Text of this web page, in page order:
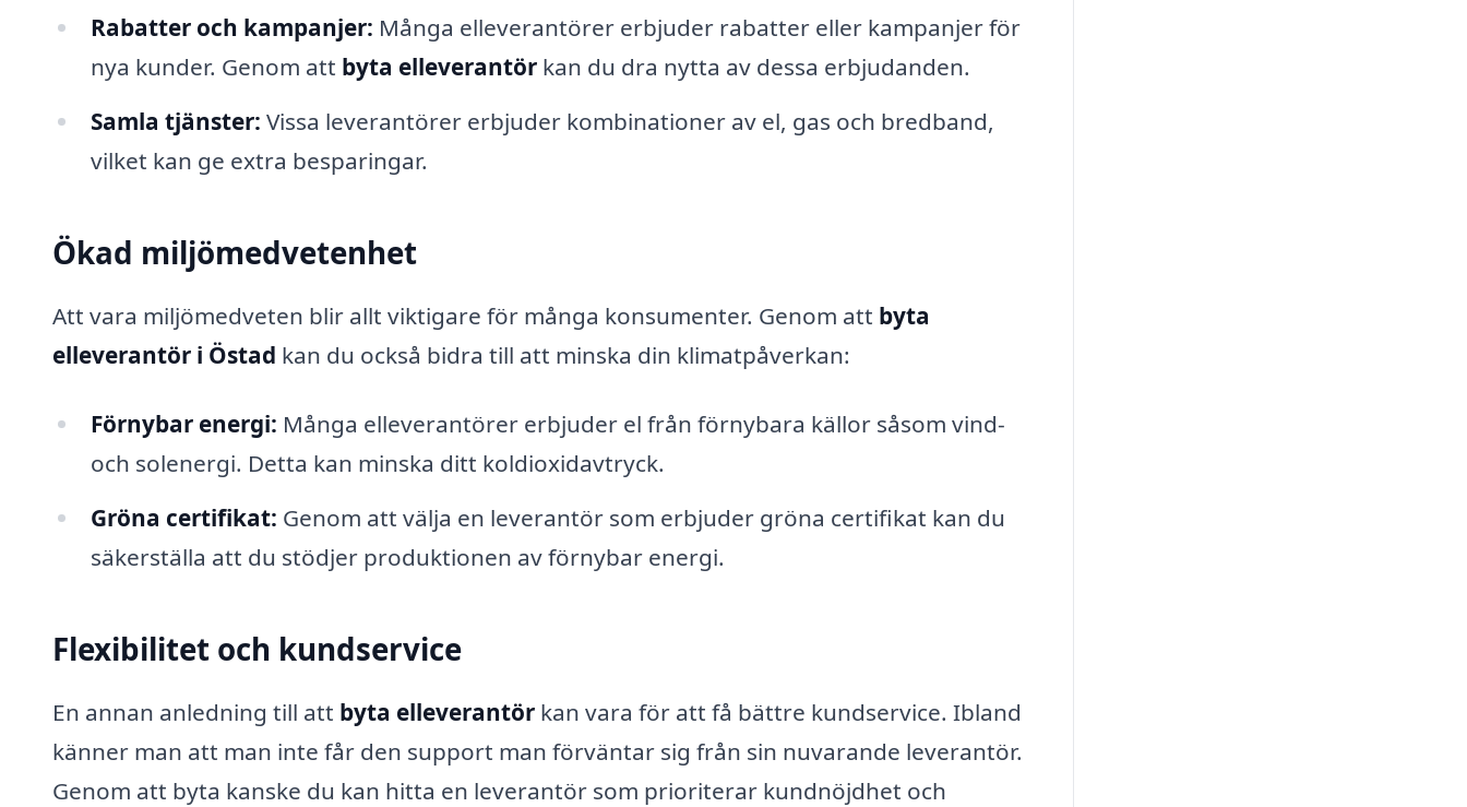
Rabatter och kampanjer: Många elleverantörer erbjuder rabatter eller kampanjer för
nya kunder. Genom att byta elleverantörkan du dra nytta av dessa erbjudanden.
Samla tjänster: Vissa leverantörer erbjuder kombinationer av el, gas och bredband,
vilket kan ge extra besparingar.
Ökad miljömedvetenhet
Att vara miljömedveten blir allt viktigare för många konsumenter. Genom att byta
elleverantör i Östad kan du också bidra till att minska din klimatpåverkan:
Förnybar energi: Många elleverantörer erbjuder el från förnybara källor såsom vind-
och solenergi. Detta kan minska ditt koldioxidavtryck.
Gröna certifikat: Genom att välja en leverantör som erbjuder gröna certifikat kan du
säkerställa att du stödjer produktionen av förnybar energi.
Flexibilitet och kundservice
En annan anledning till att byta elleverantör kan vara för att få bättre kundservice. Ibland
känner man att man inte får den support man förväntar sig från sin nuvarande leverantör.
Genom att byta kanske du kan hitta en leverantör som prioriterar kundnöjdhet och